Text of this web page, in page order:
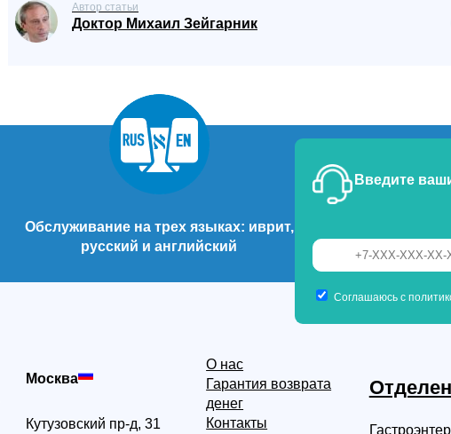
Автор статьи
Доктор Михаил Зейгарник
Обслуживание на трех языках: иврит,
русский и английский
Введите
Соглашаюсь с
Москва
Кутузовский пр-д, 31
О нас
Гарантия возврата
денег
Контакты